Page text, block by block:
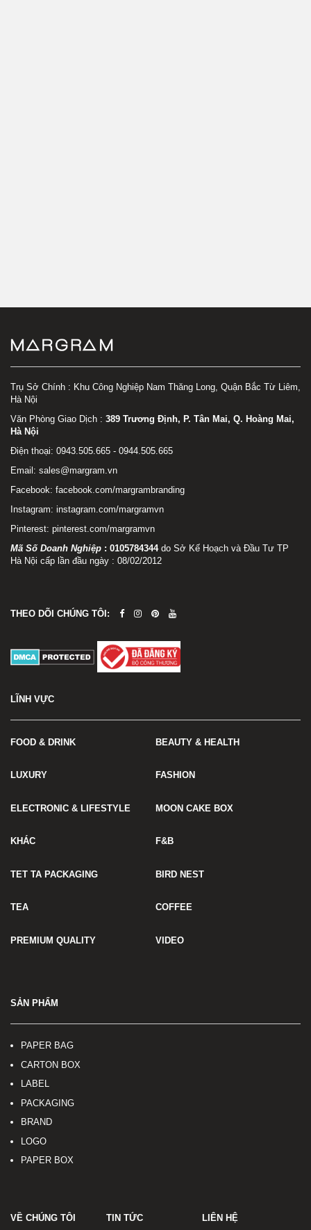
Trụ Sở Chính : Khu Công Nghiệp Nam Thăng Long, Quận Bắc Từ Liêm,
Hà Nội
Văn Phòng Giao Dịch : 389 Trương Định, P. Tân Mai, Q. Hoàng Mai,
Hà Nội
Điện thoại: 0943.505.665 - 0944.505.665
Email: sales@margram.vn
Facebook: facebook.com/margrambranding
Instagram: instagram.com/margramvn
Pinterest: pinterest.com/margramvn
Mã Số Doanh Nghiệp : 0105784344do Sở Kế Hoạch và Đầu Tư TP
Hà Nội cấp lần đầu ngày : 08/02/2012
THEO DÕI CHÚNG TÔI:
LĨNH VỰC
FOOD & DRINK BEAUTY & HEALTH
LUXURY FASHION
ELECTRONIC & LIFESTYLE MOON CAKE BOX
KHÁC F&B
TET TA PACKAGING BIRD NEST
TEA COFFEE
PREMIUM QUALITY VIDEO
SẢN PHẨM
PAPER BAG
CARTON BOX
LABEL
PACKAGING
BRAND
LOGO
PAPER BOX
VỀ CHÚNG TÔI TIN TỨC LIÊN HỆ